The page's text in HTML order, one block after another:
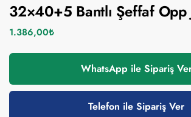
32×40+5 Bantlı Şeffaf Opp
1.386,00₺
WhatsApp ile Sipariş
Telefon ile Sipariş Ver